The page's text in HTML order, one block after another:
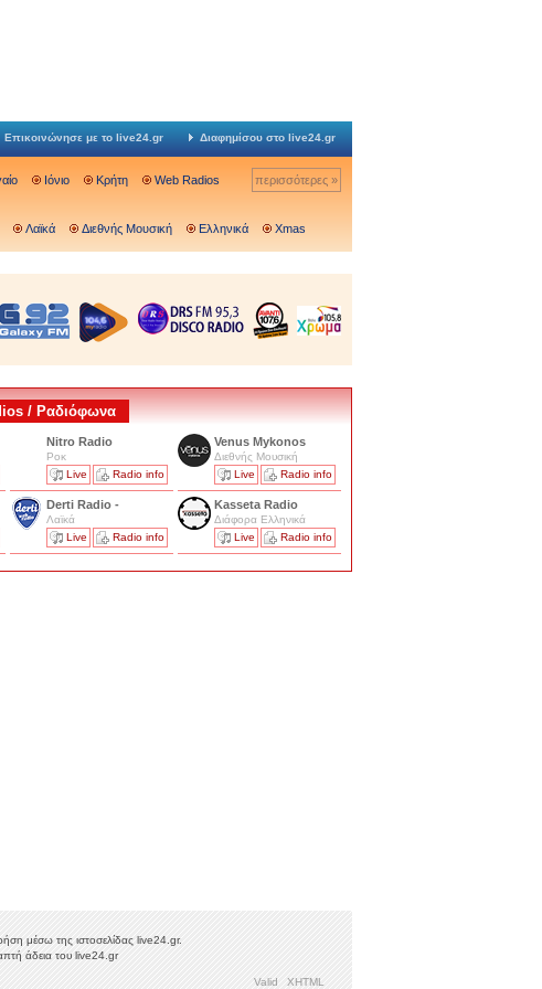
Επικοινώνησε με το live24.gr Διαφημίσου στο live24.gr
Ιόνιο Κρήτη Web Radios περισσότερες »
Λαϊκά Διεθνής Μουσική Ελληνικά Xmas
/ Ραδιόφωνα
Nitro Radio
Ροκ
Live
Radio info
Venus Mykonos
Διεθνής Μουσική
Live
Radio info
Derti Radio -
Λαϊκά
Live
Radio info
Kasseta Radio
Διάφορα Ελληνικά
Live
Radio info
μέσω της ιστοσελίδας live24.gr.
άδεια του live24.gr
Valid XHTML